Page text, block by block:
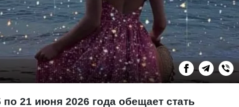
21 июня 2026 года обещает стать